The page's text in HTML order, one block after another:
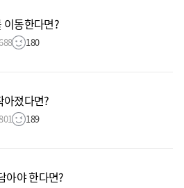
이동한다면?
180
아졌다면?
189
아야 한다면?